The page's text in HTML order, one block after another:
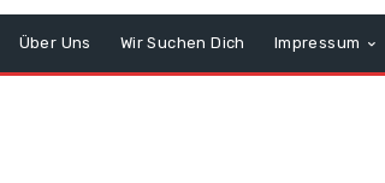
Über Uns Wir Suchen Dich Impressum